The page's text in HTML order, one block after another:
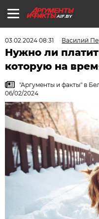
AIF.BY
03.02.2024 08:31 Василий
Нужно ли
которую на
"Аргументы и факты" в
06/02/2024